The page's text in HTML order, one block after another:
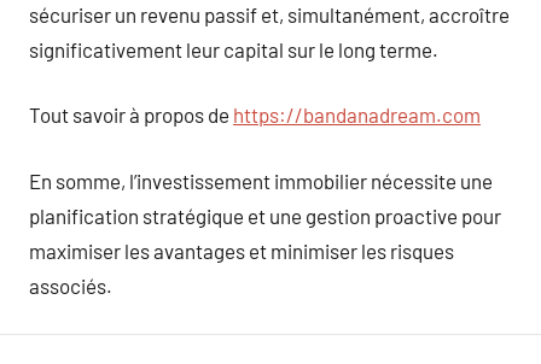
sécuriser un revenu passif et, simultanément, accroître
significativement leur capital sur le long terme.
Tout savoir à propos de https://bandanadream.com
En somme, l’investissement immobilier nécessite une
planification stratégique et une gestion proactive pour
maximiser les avantages et minimiser les risques
associés.